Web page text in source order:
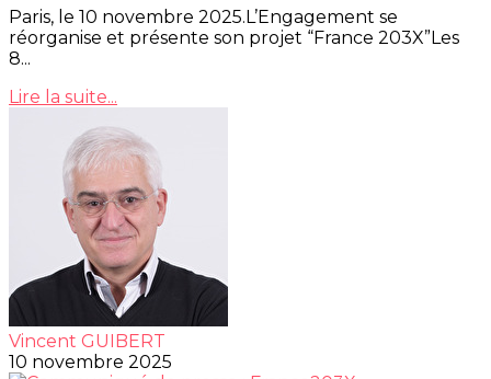
Paris, le 10 novembre 2025.L’Engagement se
réorganise et présente son projet “France 203X”Les
8...
Lire la suite...
Vincent GUIBERT
10 novembre 2025